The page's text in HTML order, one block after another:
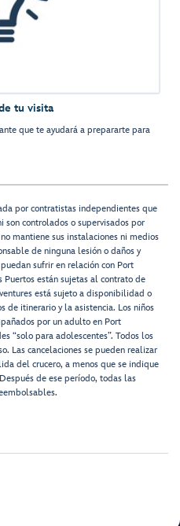
tu visita
que te ayudará a prepararte para
por contratistas independientes que
son controlados o supervisados por
mantiene sus instalaciones ni medios
de ninguna lesión o daños y
sufrir en relación con Port
Puertos están sujetas al contrato de
está sujeto a disponibilidad o
de itinerario y la asistencia. Los niños
por un adulto en Port
“solo para adolescentes”. Todos los
Las cancelaciones se pueden realizar
del crucero, a menos que se indique
de ese período, todas las